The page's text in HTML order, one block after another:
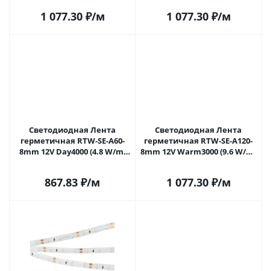
1 077.30₽/м 1 077.30₽/м
Светодиодная Лента
герметичная RTW-SE-A60-
8mm 12V Day4000 (4.8 W/m,
867.83 ₽/м
Светодиодная Лента
герметичная RTW-SE-A120-
8mm 12V Warm3000 (9.6 W/m,
1 077.30₽/м